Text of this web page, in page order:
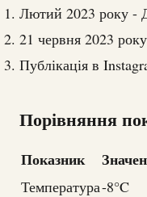
Лютий 2023 року -
21 червня 2023
Публікація в
Порівняння
Показник
Температура-8°C